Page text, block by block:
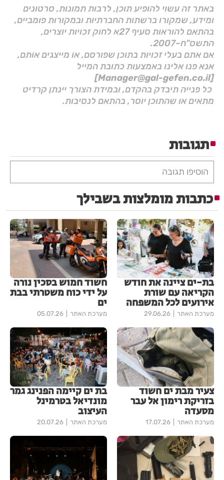
באתר זה עשוי להופיע תוכן, לרבות תמונות, סרטונים
ומידע, שמקורו ברשתות החברתיות ובמקורות פומביים,
בהתאם להוראות סעיף 27א לחוק זכויות יוצרים,
התשס"ח–2007.
אם אתם בעלי זכויות בתוכן שפורסם, או מייצגים אותם,
אנא פנו אלינו באמצעות כתובת המייל
[Manager@gal-gefen.co.il]
כל פנייה תיבדק בהקדם, ובמידת הצורך יינתן קרדיט
מתאים או שהתוכן יוסר, בהתאם לנסיבות.
תגובות
הוסיפו תגובה
כתבות מומלצות בשבילך
בת-ים ציינה את חודש
הקריאה עם שורת
אירועים לכל המשפחה
מערכת האתר 29.06.26
חשוד חמוש בסכין נורה
על ידי כוח משטרתי בבת
ים
מערכת האתר 05.07.26
צעיר מבת ים חשוד
בזריקת רימון אל עבר
מסעדה
מערכת האתר 17.07.26
בת ים קיימה הפנינג גמר
מונדיאל בטרמינל
העיצוב
מערכת האתר 20.07.26